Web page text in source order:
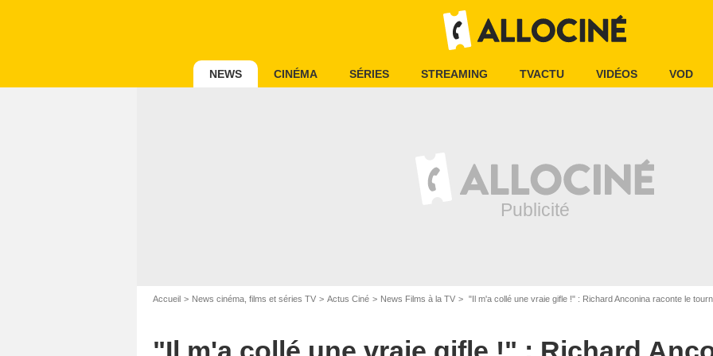
NEWS CINÉMA SÉRIES STREAMING TVACTU VIDÉOS VOD
Accueil News cinéma, films et séries TV Actus Ciné News Films à la TV "Il m'a collé une vraie gifle !" : Richard Anconina raconte le tournage de